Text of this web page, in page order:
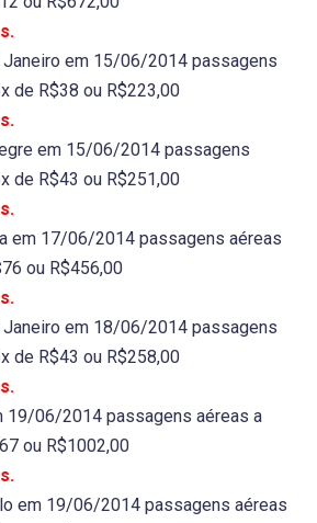
Janeiro em 15/06/2014 passagens
de R$38 ou R$223,00
em 15/06/2014 passagens
de R$43 ou R$251,00
em 17/06/2014 passagens aéreas
ou R$456,00
Janeiro em 18/06/2014 passagens
de R$43 ou R$258,00
19/06/2014 passagens aéreas a
ou R$1002,00
em 19/06/2014 passagens aéreas